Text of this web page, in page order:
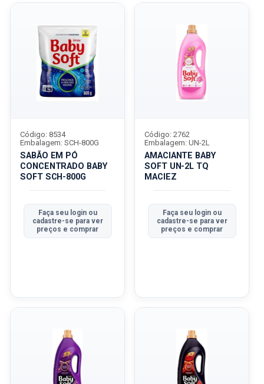
SABÃO EM PÓ
CONCENTRADO BABY
SOFT SCH-800G
Código: 8534
Embalagem: SCH-800G
Faça seu login ou
cadastre-se para ver
preços e comprar
AMACIANTE BABY
SOFT UN-2L TQ
MACIEZ
Código: 2762
Embalagem: UN-2L
Faça seu login ou
cadastre-se para ver
preços e comprar